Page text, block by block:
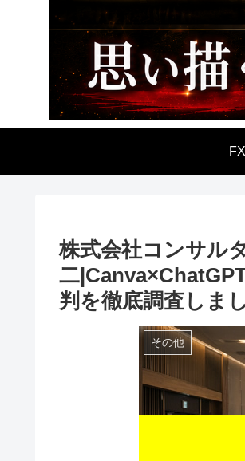
FX
株式会社コンサル
二
判を徹底調査しま
その他